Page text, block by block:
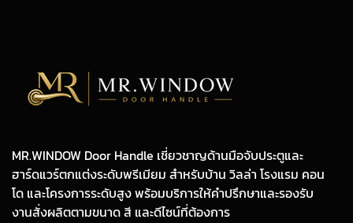
MR.WINDOW Door Handle เชี่ยวชาญด้านมือจับประตูและ
ฮาร์ดแวร์ตกแต่งระดับพรีเมียม สำหรับบ้าน วิลล่า โรงแรม คอน
โด และโครงการระดับสูง พร้อมบริการให้คำปรึกษาและรองรับ
งานสั่งผลิตตามขนาด สี และดีไซน์ที่ต้องการ